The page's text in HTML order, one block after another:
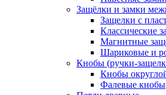
Защёлки и замки
Защелки с
Классические
Магнитные
Шариковые и
Кнобы (ручки-
Кнобы
Фалевые кнобы